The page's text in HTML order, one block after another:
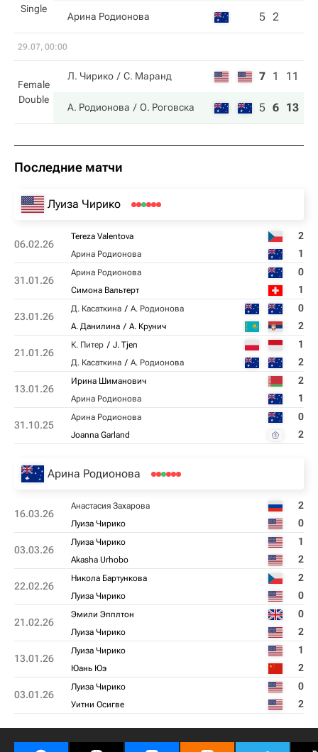
Single
Арина Родионова 5 2
29.07, 00:00
Female
Double
Л. Чирико С. Маранд 7 1 11
А. Родионова О. Роговска 5 6 13
Последние матчи
Луиза Чирико
06.02.26
Tereza Valentova 2
Арина Родионова 1
31.01.26
Арина Родионова 0
Симона Вальтерт 1
23.01.26
Д. Касаткина А. Родионова 0
А. Данилина А. Крунич 2
21.01.26
К. Питер J. Tjen 1
Д. Касаткина А. Родионова 2
13.01.26
Ирина Шиманович 2
Арина Родионова 1
31.10.25
Арина Родионова 0
Joanna Garland 2
Арина Родионова
16.03.26
Анастасия Захарова 2
Луиза Чирико 0
03.03.26
Луиза Чирико 1
Akasha Urhobo 2
22.02.26
Никола Бартункова 2
Луиза Чирико 0
21.02.26
Эмили Эпплтон 0
Луиза Чирико 2
13.01.26
Луиза Чирико 1
Юань Юэ 2
03.01.26
Луиза Чирико 0
Уитни Осигве 2